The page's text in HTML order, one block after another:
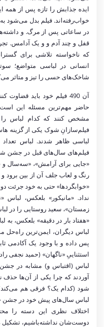
ایده جذابش را تازه‌ پس از همه
خواب‌رفته‌اند. فیلم بدل می‌شود
در ساعاتی پس از مرگ. و
قفل و چند آدم و و یک آدامس.
که ناخواسته تلاشی برای
انسانی در لباسی متواضع؛
شاخک‌های حسی را تیز و متاثر
آن 490 فیلم خود باید
حاضر مهم‌ترین مسئله این
مشخص کنند که کدام لباس
فیلم‌سازانِ شوک یکی از گزینه
لباسی ظاهر شدند. لباس
فیلم‌های سال‌های قبل در جشن
«جایی برای آرامش»، «سه‌سال
رنگ و لعاب جلف آن از بین برود
«خوابگرد‌ها» حتی به خود جرئت
نداد. «مانیکور» بلعکس، لباس
زمستان»، سعید روستایی را در
«هفتاد بار در دقیقه» بلعکس،
لباس دیگران، ایمن‌ترین
پس داده و با وجود یک آکادمی
استثناییِ «ناگهان» (حمید نجفی
لباس (اقتباس و) مشابه در
آوردند که چرا یکی از آن‌ها
شود (کدام یک؟ فرقی هم
لباس سال‌های پیش خود در جشن
اختلاف نظری این دسته را
دوست‌شان نداشته‌باشیم، تشکیل